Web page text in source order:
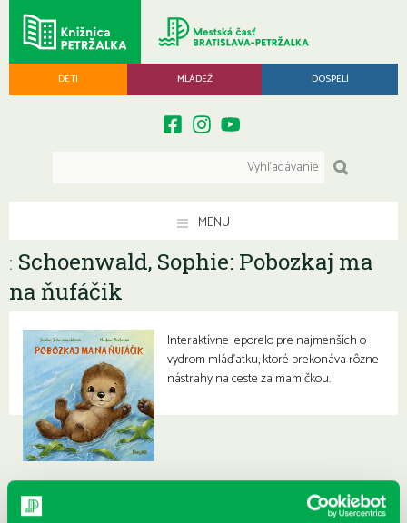
DETI MLÁDEŽ DOSPELÍ
MENU
: Schoenwald, Sophie: Pobozkaj ma
na ňufáčik
Interaktívne leporelo pre najmenších o
vydrom mláďatku, ktoré prekonáva rôzne
nástrahy na ceste za mamičkou.